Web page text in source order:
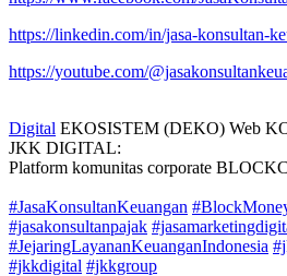
https://linkedin.com/in/jasa-konsultan-
https://youtube.com/
Digital EKOSISTEM (DEKO) Web
JKK DIGITAL:
Platform komunitas corporate
#JasaKonsultanKeuangan
#jasakonsultanpajak
#JejaringLayananKeuanganIndonesia
#jkkdigital #jkkgroup